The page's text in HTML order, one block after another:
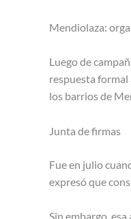
Mendiolaza:
Luego de
respuesta formal
los barrios de
Junta de firmas
Fue en julio
expresó que
Sin embargo,